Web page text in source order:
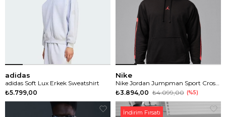
adidas
adidas Soft Lux Erkek Sweatshirt
₺5.799,00
Nike
Nike Jordan Jumpman Sport Crossover Erkek Sweatshirt
₺3.894,00 ₺4.099,00 %5
İndirim Fırsatı